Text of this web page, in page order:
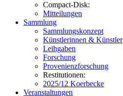
Compact-Disk:
Mitteilungen
Sammlung
Sammlungskonzept
Künstlerinnen & Künstler
Leihgaben
Forschung
Provenienzforschung
Restitutionen:
2025/12 Koerbecke
Veranstaltungen